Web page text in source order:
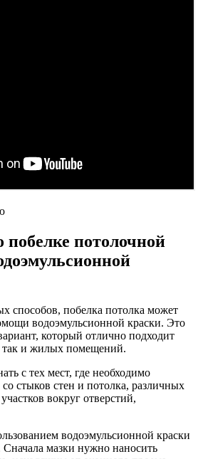
потолочной
побелка потолка может
водоэмульсионной краски. Это
который отлично подходит
так и жилых помещений.
с тех мест, где необходимо
со стыков стен и потолка, различных
вокруг отверстий,
водоэмульсионной краски
Сначала мазки нужно наносить